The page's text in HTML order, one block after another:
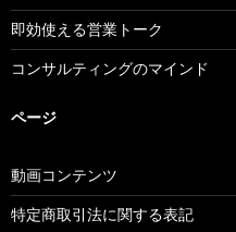
即効使える営業トーク
コンサルティングのマインド
ページ
動画コンテンツ
特定商取引法に関する表記